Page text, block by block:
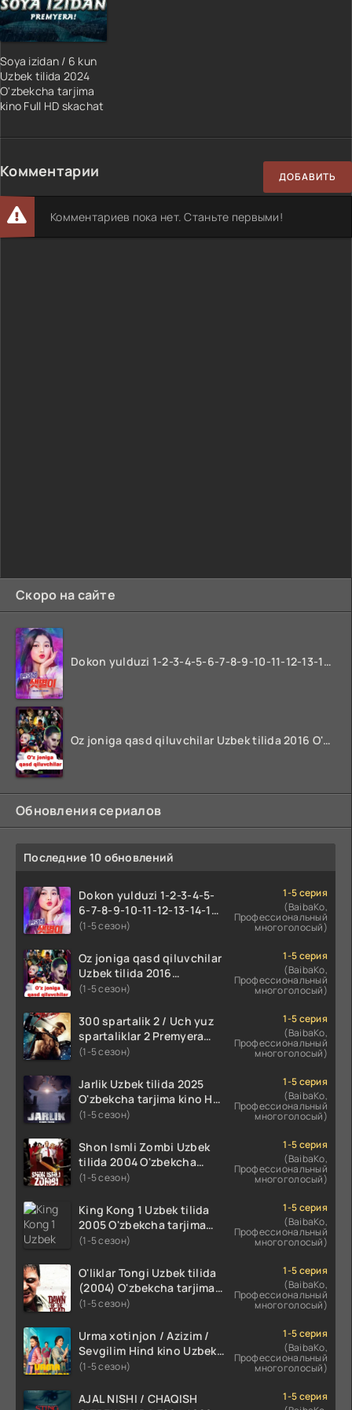
Скоро на сайте
Dokon yulduzi 1-2-3-4-5-6-7-8-9-10-11-12-13-14-15-16-17 Qism Uzbek tilida koreya seryali barcha qismlari o'zbek tilida
Oz joniga qasd qiluvchilar Uzbek tilida 2016 O'zbekcha tarjima kino 720p HD skachat
Обновления сериалов
Последние 10 обновлений
Dokon yulduzi 1-2-3-4-5-
6-7-8-9-10-11-12-13-14-15-
16-17 Qism Uzbek tilida
qismlari o'zbek tilida
(1-5 сезон)
1-5 серия
(BaibaKo,
Профессиональный
многоголосый)
Oz joniga qasd qiluvchilar
Uzbek tilida 2016
O'zbekcha tarjima kino
(1-5 сезон)
1-5 серия
(BaibaKo,
Профессиональный
многоголосый)
300 spartalik 2 / Uch yuz
spartaliklar 2 Premyera
Uzbek tilida 2013
skachat
(1-5 сезон)
1-5 серия
(BaibaKo,
Профессиональный
многоголосый)
Jarlik Uzbek tilida 2025
O'zbekcha tarjima kino HD
skachat
(1-5 сезон)
1-5 серия
(BaibaKo,
Профессиональный
многоголосый)
Shon Ismli Zombi Uzbek
tilida 2004 O'zbekcha
tarjima kino HD skachat
(1-5 сезон)
1-5 серия
(BaibaKo,
Профессиональный
многоголосый)
King Kong 1 Uzbek tilida
2005 O'zbekcha tarjima
kino HD skachat
(1-5 сезон)
1-5 серия
(BaibaKo,
Профессиональный
многоголосый)
O'liklar Tongi Uzbek tilida
(2004) O'zbekcha tarjima
kino HD skachat
(1-5 сезон)
1-5 серия
(BaibaKo,
Профессиональный
многоголосый)
Urma xotinjon / Azizim /
Sevgilim Hind kino Uzbek
tilida 2022 O'zbekcha
(1-5 сезон)
1-5 серия
(BaibaKo,
Профессиональный
многоголосый)
AJAL NISHI / CHAQISH
1-5 серия
Soya izidan / 6 kun
Uzbek tilida 2024
O'zbekcha tarjima
kino Full HD skachat
Комментарии ДОБАВИТЬ
Комментариев пока нет. Станьте первыми!